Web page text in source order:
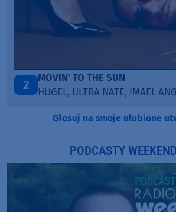
3
ITEPE ITEDE
SANAH
Głosuj na swoje ulubione
PODCASTY